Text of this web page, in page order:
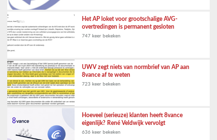
Het AP loket voor grootschalige AVG-
overtredingen is permanent gesloten
747 keer bekeken
UWV zegt niets van normbrief van AP aan
8vance af te weten
723 keer bekeken
Hoeveel (serieuze) klanten heeft 8vance
eigenlijk? René Veldwijk vervolgt
636 keer bekeken